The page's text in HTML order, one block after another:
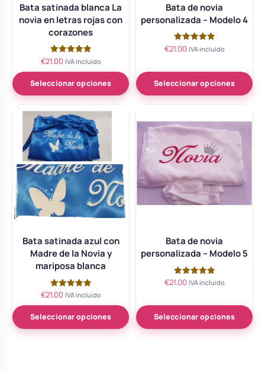
Bata satinada blanca La
novia en letras rojas con
corazones
Valorado
5.00
de 5
€21.00 IVA incluido
Seleccionar opciones
Bata de novia
personalizada – Modelo 4
Valorado
€21.00 IVA incluido
Seleccionar opciones
Bata satinada azul con
Madre de la Novia y
mariposa blanca
Valorado
5.00
de 5
€21.00 IVA incluido
Seleccionar opciones
Bata de novia
personalizada – Modelo 5
Valorado
€21.00 IVA incluido
Seleccionar opciones